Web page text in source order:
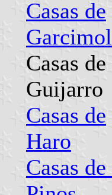
Casas de
Casas de
Guijarro
Casas de
Haro
Casas